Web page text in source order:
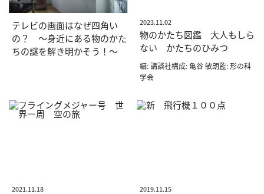
テレビの画面はなぜ四角い
の？ 〜身近にある物のかた
ちの謎を解き明かそう！～
2023.11.02
物のかたち図鑑 大人もしら
ない かたちのひみつ
編: 講談社構成: 亀谷 敏朗監: 形の科
学会
2021.11.18 2019.11.15